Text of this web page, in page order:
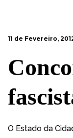
11 de Fevereiro,
O Estado da